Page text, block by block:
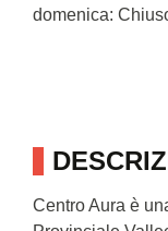
Centro Aura è
domenica: